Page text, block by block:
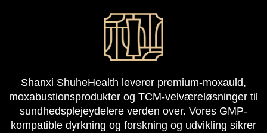
Shanxi ShuheHealth leverer premium-moxauld,
moxabustionsprodukter og TCM-velværeløsninger til
sundhedsplejeydelere verden over. Vores GMP-
kompatible dyrkning og forskning og udvikling sikrer